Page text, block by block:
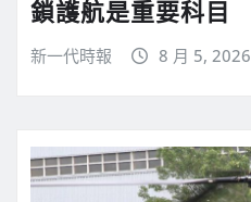
鎖護航是重要科目
新一代時報 8 月 5, 2026